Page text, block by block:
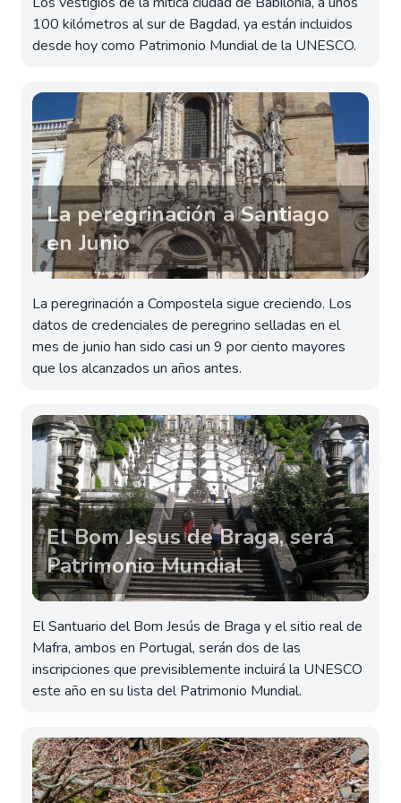
100 kilómetros al sur de Bagdad, ya están incluidos
desde hoy como Patrimonio Mundial de la UNESCO.
La peregrinación a Santiago
en Junio
La peregrinación a Compostela sigue creciendo. Los
datos de credenciales de peregrino selladas en el
mes de junio han sido casi un 9 por ciento mayores
que los alcanzados un años antes.
El Bom Jesus de Braga, será
Patrimonio Mundial
El Santuario del Bom Jesús de Braga y el sitio real de
Mafra, ambos en Portugal, serán dos de las
inscripciones que previsiblemente incluirá la UNESCO
este año en su lista del Patrimonio Mundial.